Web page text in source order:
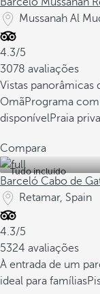
Mussanah Al
4.3/5
3078 avaliações
Vistas panorâmicas
OmãPrograma
disponívelPraia
Compara
Tudo incluído
Barceló Cabo de
Retamar, Spain
4.3/5
5324 avaliações
À entrada de um
ideal para famílias